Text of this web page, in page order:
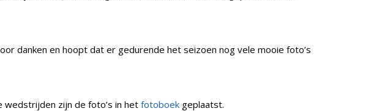
danken en hoopt dat er gedurende het seizoen nog vele mooie foto’s
zijn de foto’s in hetfotoboek geplaatst.